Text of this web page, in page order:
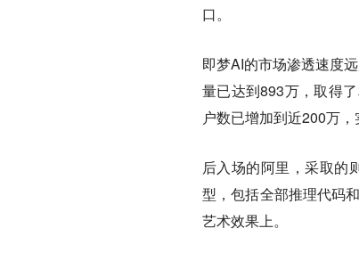
口。
即梦AI的市场渗透速度
量已达到893万，取得
户数已增加到近200万，
后入场的阿里，采取的
型，包括全部推理代码
艺术效果上。